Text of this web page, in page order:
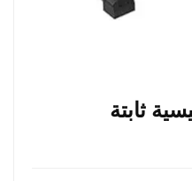
ثابتة